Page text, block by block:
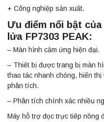
+ Công nghiệp sản xuất.
Ưu điểm nổi bật
lửa FP7303 PEAK:
– Màn hình cảm ứng hiện đại.
– Thiết bị được trang bị màn
thao tác nhanh chóng, hiển
phân tích.
– Phân tích chính xác nhiều
Máy hỗ trợ đọc trực tiếp nồng